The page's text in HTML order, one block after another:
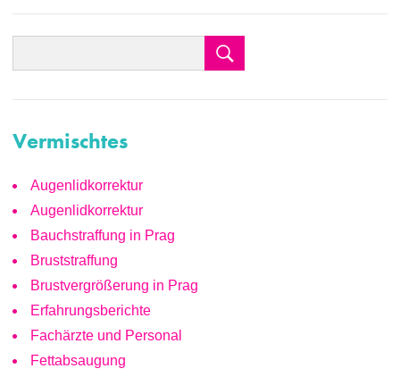
Vermischtes
Augenlidkorrektur
Augenlidkorrektur
Bauchstraffung in Prag
Bruststraffung
Brustvergrößerung in Prag
Erfahrungsberichte
Fachärzte und Personal
Fettabsaugung